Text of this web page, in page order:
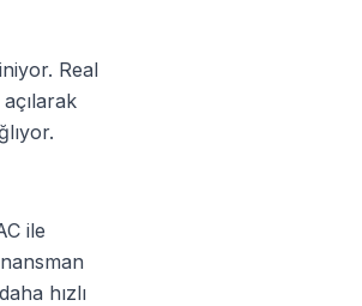
Real
ile
hızlı